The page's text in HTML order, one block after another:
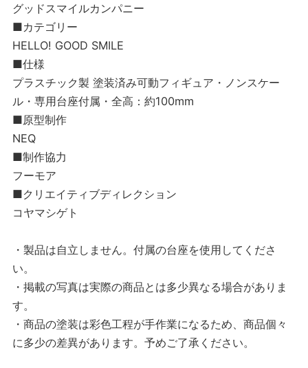
グッドスマイルカンパニー
■カテゴリー
HELLO! GOOD SMILE
■仕様
プラスチック製 塗装済み可動フィギュア・ノンスケー
ル・専用台座付属・全高：約100mm
■原型制作
NEQ
■制作協力
フーモア
■クリエイティブディレクション
コヤマシゲト
・製品は自立しません。付属の台座を使用してくださ
い。
・掲載の写真は実際の商品とは多少異なる場合がありま
す。
・商品の塗装は彩色工程が手作業になるため、商品個々
に多少の差異があります。予めご了承ください。